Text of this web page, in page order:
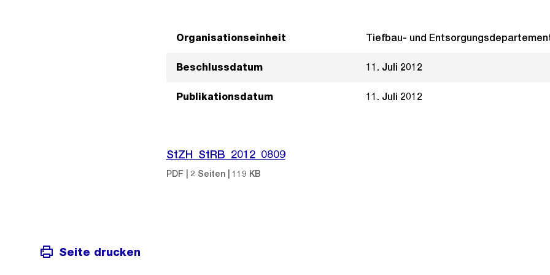
Organisationseinheit Tiefbau- und
Beschlussdatum 11. Juli 2012
Publikationsdatum 11. Juli 2012
StZH_StRB_2012_0809
PDF | 2 Seiten | 119 KB
Seite drucken